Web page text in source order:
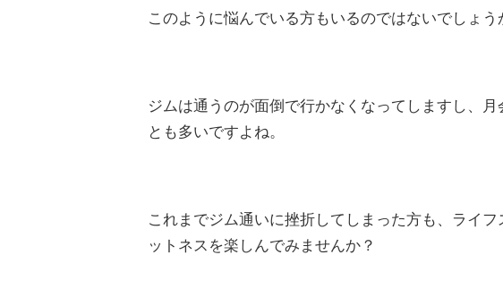
このように悩んでいる方もいるのではないでしょう
ジムは通うのが面倒で行かなくなってしますし、
とも多いですよね。
これまでジム通いに挫折してしまった方も、ライ
ットネスを楽しんでみませんか？